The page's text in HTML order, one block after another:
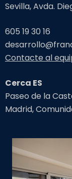
Sevilla, Avda.
605 19 30 16
Contacte al
Cerca ES
Paseo de la
Madrid,